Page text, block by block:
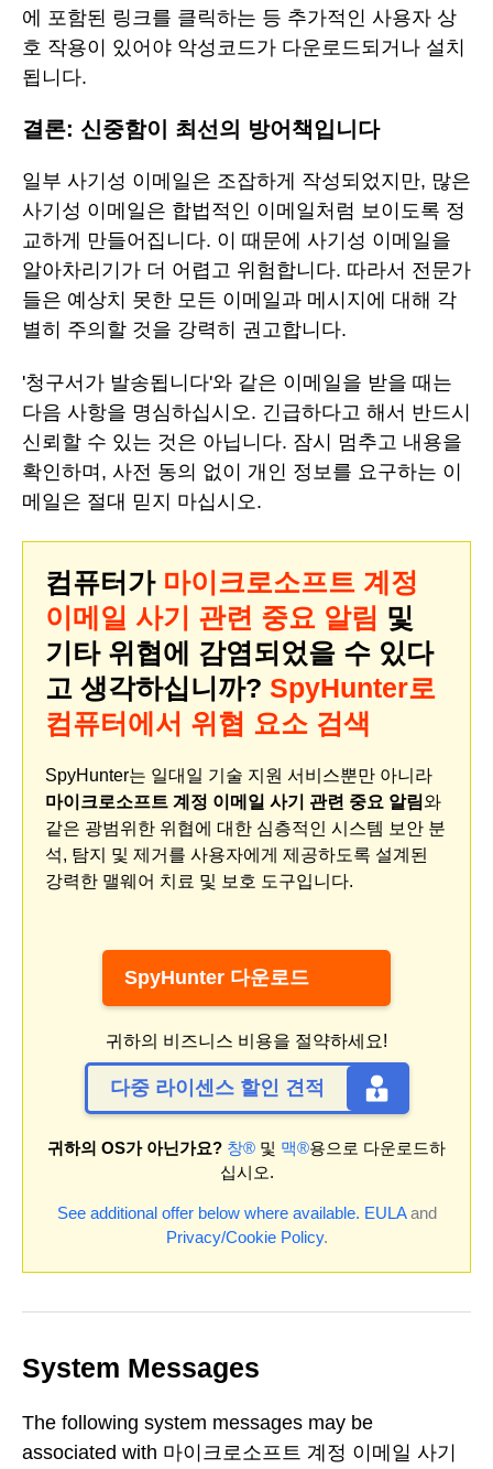
에 포함된 링크를 클릭하는 등 추가적인 사용자 상
호 작용이 있어야 악성코드가 다운로드되거나 설치
됩니다.
결론: 신중함이 최선의 방어책입니다
일부 사기성 이메일은 조잡하게 작성되었지만, 많은
사기성 이메일은 합법적인 이메일처럼 보이도록 정
교하게 만들어집니다. 이 때문에 사기성 이메일을
알아차리기가 더 어렵고 위험합니다. 따라서 전문가
들은 예상치 못한 모든 이메일과 메시지에 대해 각
별히 주의할 것을 강력히 권고합니다.
'청구서가 발송됩니다'와 같은 이메일을 받을 때는
다음 사항을 명심하십시오. 긴급하다고 해서 반드시
신뢰할 수 있는 것은 아닙니다. 잠시 멈추고 내용을
확인하며, 사전 동의 없이 개인 정보를 요구하는 이
메일은 절대 믿지 마십시오.
컴퓨터가 마이크로소프트 계정
이메일 사기 관련 중요 알림 및
기타 위협에 감염되었을 수 있다
고 생각하십니까? SpyHunter로
컴퓨터에서 위협 요소 검색
SpyHunter는 일대일 기술 지원 서비스뿐만 아니라
마이크로소프트 계정 이메일 사기 관련 중요 알림와
같은 광범위한 위협에 대한 심층적인 시스템 보안 분
석, 탐지 및 제거를 사용자에게 제공하도록 설계된
강력한 맬웨어 치료 및 보호 도구입니다.
SpyHunter 다운로드
귀하의 비즈니스 비용을 절약하세요!
다중 라이센스 할인 견적
귀하의 OS가 아닌가요? 창® 및 맥®용으로 다운로드하
십시오.
See additional offer below where available. EULAand
Privacy/Cookie Policy.
System Messages
The following system messages may be
associated with 마이크로소프트 계정 이메일 사기